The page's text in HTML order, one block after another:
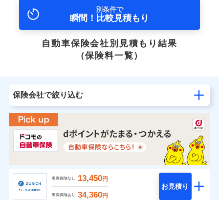
別条件で
瞬間！比較見積もり
自動車保険会社別見積もり結果
（保険料一覧）
保険会社で絞り込む
車両保険なし 13,450円
車両保険あり 34,360円
お見積り